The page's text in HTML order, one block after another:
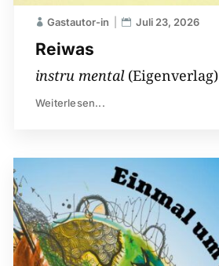
Reiwas
Gastautor-in Juli 23, 2026
instru mental(Eigenverlag)
Weiterlesen...